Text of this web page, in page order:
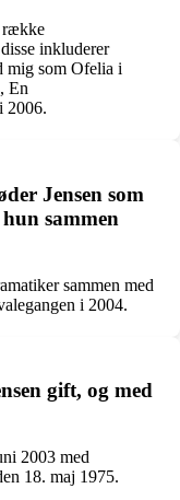
række
inkluderer
mig som Ofelia i
En
2006.
Jensen som
sammen
sammen med
i 2004.
gift, og med
2003 med
18. maj 1975.